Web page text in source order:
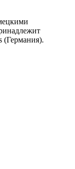
(Германия).